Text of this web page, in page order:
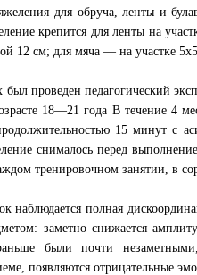
для обруча, ленты и
крепится для ленты на
12 см; для мяча — на участке
проведен педагогический
18—21 года В течение 4
15 минут с
снималось перед
тренировочном занятии, в
наблюдается полная
заметно снижается
были почти
появляются отрицательные